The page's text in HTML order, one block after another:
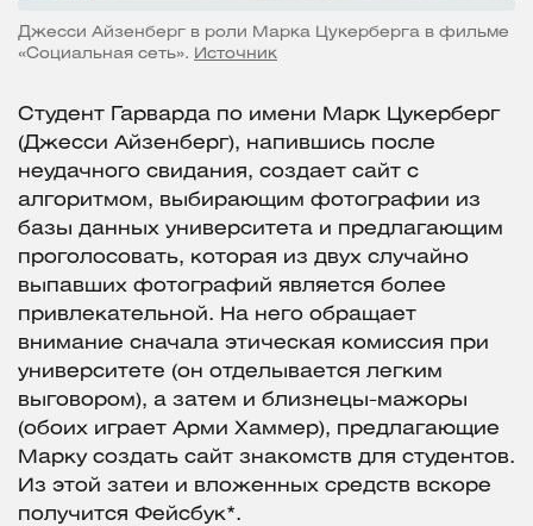
Джесси Айзенберг в роли Марка Цукерберга в фильме
«Социальная сеть».
Источник
Студент Гарварда по имени Марк Цукерберг
(Джесси Айзенберг), напившись после
неудачного свидания, создает сайт с
алгоритмом, выбирающим фотографии из
базы данных университета и предлагающим
проголосовать, которая из двух случайно
выпавших фотографий является более
привлекательной. На него обращает
внимание сначала этическая комиссия при
университете (он отделывается легким
выговором), а затем и близнецы-мажоры
(обоих играет Арми Хаммер), предлагающие
Марку создать сайт знакомств для студентов.
Из этой затеи и вложенных средств вскоре
получится Фейсбук*.